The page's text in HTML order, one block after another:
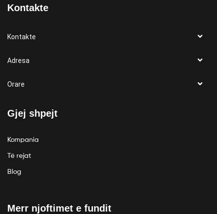
Kontakte
Kontakte
Adresa
Orare
Gjej shpejt
Kompania
Të rejat
Blog
Merr njoftimet e fundit